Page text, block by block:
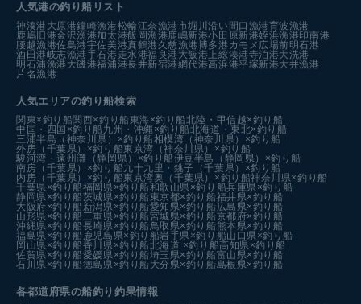
人気港の釣り船リスト
神湊港 大原港鐘崎漁港松輪江奈漁港市堀川沿い 間口漁港育波漁港
鹿嶋旧港金沢漁港加太港飯岡漁港鹿嶋新港小田原新港姪浜漁港印南港
腰越漁港佐島港宇佐美港真鶴港 久慈漁港博多港カモメ広場前明石港
酒田港岐志漁港手石港 走水港福良港 大飯港 上総湊港寺泊港大洗港
明石浦漁港 大磯港福浦港長井新宿港網代港高浜港平塚新港大井漁港
片名漁港
人気エリアの釣り船検索
関東×釣り船関西×釣り船 東海×釣り船北陸・甲信越×釣り船
中国・四国×釣り船 九州・沖縄×釣り船北海道・東北×釣り船
三浦半島（神奈川県）×釣り船相模湾（神奈川県）×釣り船
外房（千葉県）×釣り船東京湾（神奈川県）×釣り船
駿河湾・遠州灘（静岡県）×釣り船伊豆半島（静岡県）×釣り船
南房（千葉県）×釣り船九十九里・銚子（千葉県）×釣り船
内房（千葉県）×釣り船東京湾奥（千葉県）×釣り船神奈川県×釣り船
千葉県×釣り船福岡県×釣り船和歌山県×釣り船兵庫県×釣り船
静岡県×釣り船茨城県×釣り船 東京都×釣り船福井県×釣り船
大阪府×釣り船 新潟県×釣り船愛知県×釣り船 広島県×釣り船
山形県×釣り船 三重県×釣り船宮城県×釣り船京都府×釣り船
沖縄県×釣り船長崎県×釣り船鳥取県×釣り船 熊本県×釣り船
福島県×釣り船 鹿児島県×釣り船岩手県×釣り船山口県×釣り船
岡山県×釣り船香川県×釣り船北海道 ×釣り船高知県×釣り船
佐賀県×釣り船愛媛県×釣り船埼玉県×釣り船富山県×釣り船
石川県×釣り船徳島県×釣り船 大分県×釣り船島根県×釣り船
各都道府県の船釣り釣果情報